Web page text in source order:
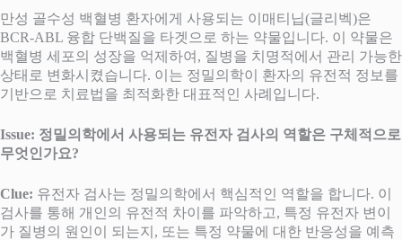
만성 골수성 백혈병 환자에게 사용되는 이매티닙(글리벡)은
BCR-ABL 융합 단백질을 타겟으로 하는 약물입니다. 이 약물은
백혈병 세포의 성장을 억제하여, 질병을 치명적에서 관리 가능한
상태로 변화시켰습니다. 이는 정밀의학이 환자의 유전적 정보를
기반으로 치료법을 최적화한 대표적인 사례입니다.
Issue: 정밀의학에서 사용되는 유전자 검사의 역할은 구체적으로
무엇인가요?
Clue: 유전자 검사는 정밀의학에서 핵심적인 역할을 합니다. 이
검사를 통해 개인의 유전적 차이를 파악하고, 특정 유전자 변이
가 질병의 원인이 되는지, 또는 특정 약물에 대한 반응성을 예측